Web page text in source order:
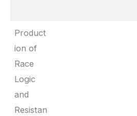
Product
ion of
Race
Logic
and
Resistan